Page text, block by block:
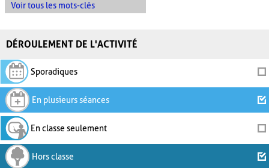
Voir tous les mots-clés
DÉROULEMENT DE L'ACTIVITÉ
Sporadiques
En plusieurs séances
En classe seulement
Hors classe